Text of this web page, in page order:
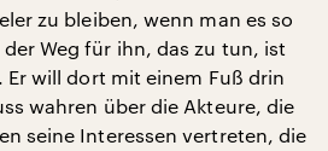
zu bleiben, wenn man es so
Weg für ihn, das zu tun, ist
Er will dort mit einem Fuß drin
wahren über die Akteure, die
seine Interessen vertreten, die